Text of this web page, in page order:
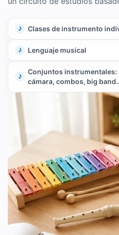
Clases de instrumento
Lenguaje musical
Conjuntos instrumentales:
cámara, combos, big